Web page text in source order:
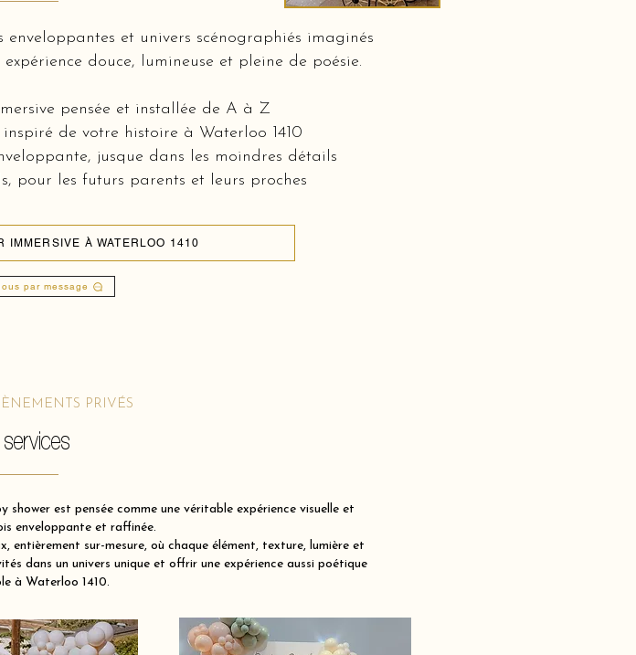
et univers scénographiés imaginés
douce, lumineuse et pleine de poésie.
pensée et installée de A à Z
de votre histoire à Waterloo 1410
jusque dans les moindres détails
pour les futurs parents et leurs proches
IMMERSIVE À WATERLOO 1410
par message
PRIVÉS
est pensée comme une véritable expérience visuelle et
enveloppante et raffinée.
entièrement sur-mesure, où chaque élément, texture, lumière et
dans un univers unique et offrir une expérience aussi poétique
à Waterloo 1410.